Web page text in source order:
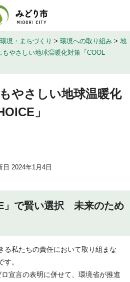
環境・まちづくり > 環境への取り組み > 地
やさしい地球温暖化対策「COOL
やさしい地球温暖化
」
2024年1月4日
」で賢い選択 未来のため
る私たちの責任において取り組まな
。
宣言の表明に併せて、環境省が推進